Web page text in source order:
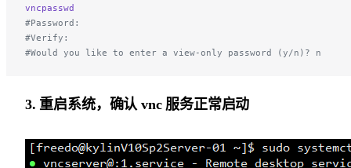
vncpasswd
#Password:
#Verify:
#Would you like to enter a view-only password (y/n)? n
3. 重启系统，确认 vnc 服务正常启动